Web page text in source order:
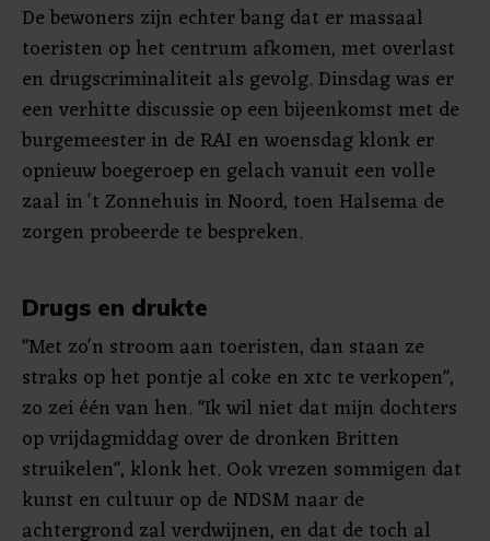
De bewoners zijn echter bang dat er massaal
toeristen op het centrum afkomen, met overlast
en drugscriminaliteit als gevolg. Dinsdag was er
een verhitte discussie op een bijeenkomst met de
burgemeester in de RAI en woensdag klonk er
opnieuw boegeroep en gelach vanuit een volle
zaal in 't Zonnehuis in Noord, toen Halsema de
zorgen probeerde te bespreken.
Drugs en drukte
"Met zo'n stroom aan toeristen, dan staan ze
straks op het pontje al coke en xtc te verkopen",
zo zei één van hen. "Ik wil niet dat mijn dochters
op vrijdagmiddag over de dronken Britten
struikelen", klonk het. Ook vrezen sommigen dat
kunst en cultuur op de NDSM naar de
achtergrond zal verdwijnen, en dat de toch al